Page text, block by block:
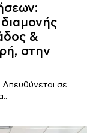
&
στην
σε